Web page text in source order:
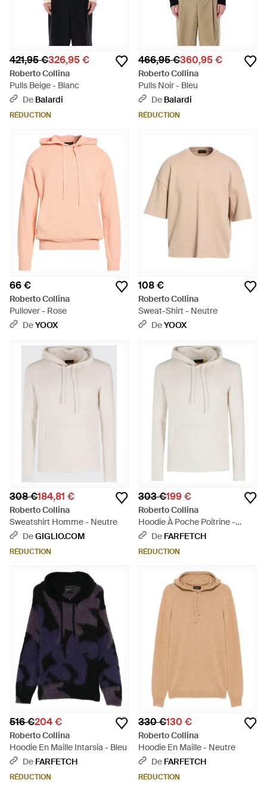
421,95 €326,95 €
Roberto Collina
Pulls Beige - Blanc
De Balardi
RÉDUCTION
466,95 €360,95 €
Roberto Collina
Pulls Noir - Bleu
De Balardi
RÉDUCTION
66 €
Roberto Collina
Pullover - Rose
DeYOOX
108 €
Roberto Collina
Sweat-Shirt - Neutre
DeYOOX
308 €184,81 €
Roberto Collina
Sweatshirt Homme - Neutre
DeGIGLIO.COM
RÉDUCTION
303 €199 €
Roberto Collina
Hoodie À Poche Poitrine -
Blanc
De FARFETCH
RÉDUCTION
516 €204 €
Roberto Collina
Hoodie En Maille Intarsia - Bleu
De FARFETCH
RÉDUCTION
330 €130 €
Roberto Collina
Hoodie En Maille - Neutre
De FARFETCH
RÉDUCTION